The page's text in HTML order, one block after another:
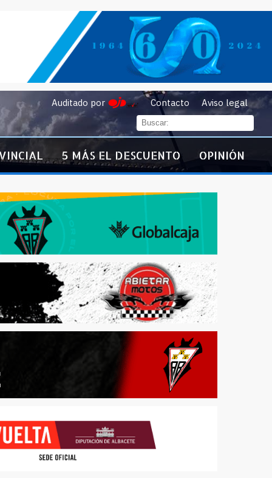
Auditado por Contacto Aviso legal
5 MÁS EL DESCUENTO OPINIÓN